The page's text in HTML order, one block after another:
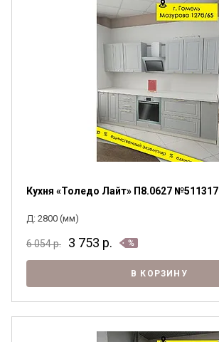
Кухня «Толедо Лайт» П8.0627 №511317
Д: 2800 (мм)
6 054р. 3 753 р.
В КОРЗИНУ